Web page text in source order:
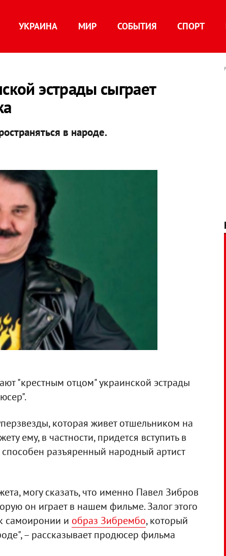
УКРАИНА МИР СОБЫТИЯ СПОРТ
эстрады сыграет
в народе.
"крестным отцом" украинской эстрады
которая живет отшельником на
ему, в частности, придется вступить в
разъяренный народный артист
могу сказать, что именно Павел Зибров
он играет в нашем фильме. Залог этого
самоиронии и образ Зибрембо, который
– рассказывает продюсер фильма